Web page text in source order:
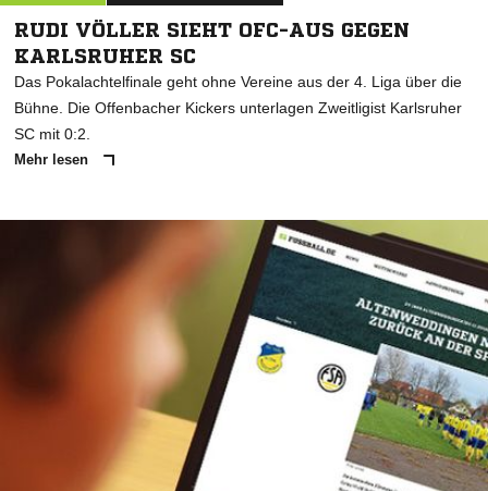
RUDI VÖLLER SIEHT OFC-AUS GEGEN
KARLSRUHER SC
Das Pokalachtelfinale geht ohne Vereine aus der 4. Liga über die
Bühne. Die Offenbacher Kickers unterlagen Zweitligist Karlsruher
SC mit 0:2.
Mehr lesen